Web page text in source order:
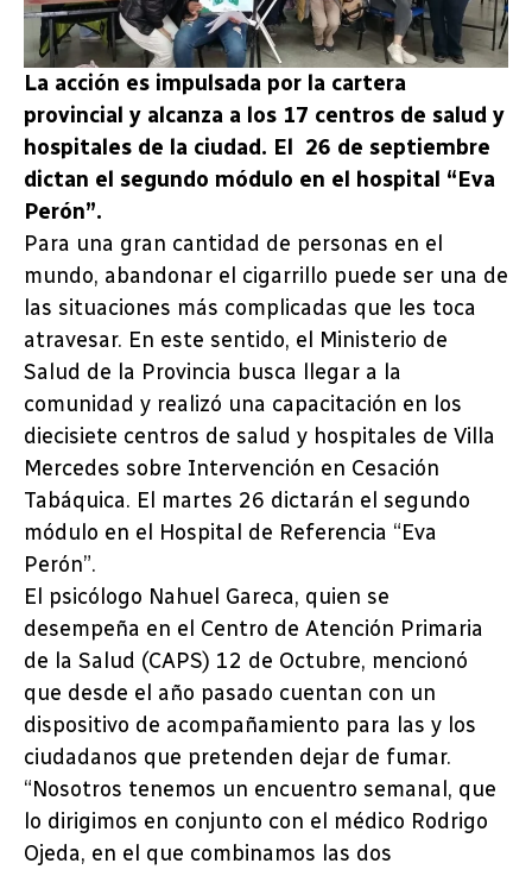
La acción es impulsada por la cartera
provincial y alcanza a los 17 centros de salud y
hospitales de la ciudad. El 26 de septiembre
dictan el segundo módulo en el hospital “Eva
Perón”.
Para una gran cantidad de personas en el
mundo, abandonar el cigarrillo puede ser una de
las situaciones más complicadas que les toca
atravesar. En este sentido, el Ministerio de
Salud de la Provincia busca llegar a la
comunidad y realizó una capacitación en los
diecisiete centros de salud y hospitales de Villa
Mercedes sobre Intervención en Cesación
Tabáquica. El martes 26 dictarán el segundo
módulo en el Hospital de Referencia “Eva
Perón”.
El psicólogo Nahuel Gareca, quien se
desempeña en el Centro de Atención Primaria
de la Salud (CAPS) 12 de Octubre, mencionó
que desde el año pasado cuentan con un
dispositivo de acompañamiento para las y los
ciudadanos que pretenden dejar de fumar.
“Nosotros tenemos un encuentro semanal, que
lo dirigimos en conjunto con el médico Rodrigo
Ojeda, en el que combinamos las dos